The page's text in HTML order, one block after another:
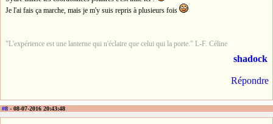
Je l'ai fais ça marche, mais je m'y suis repris à plusieurs fois
"L'expérience est une lanterne qui n'éclaire que celui qui la porte." L-F. Céline
shadock
Répondre
#8 - 08-07-2016 20:43:48